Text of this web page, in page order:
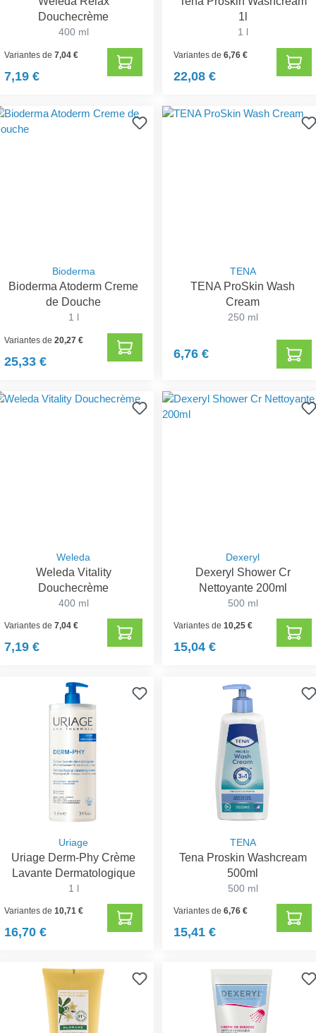
Douchecrème
400 ml
Variantes de7,04 €
7,19 €
1l
1 l
Variantes de6,76 €
22,08 €
Bioderma
Bioderma Atoderm Creme
de Douche
1 l
Variantes de20,27 €
25,33 €
TENA
TENA ProSkin Wash
Cream
250 ml
6,76 €
Weleda
Weleda Vitality
Douchecrème
400 ml
Variantes de7,04 €
7,19 €
Dexeryl
Dexeryl Shower Cr
Nettoyante 200ml
500 ml
Variantes de10,25 €
15,04 €
Uriage
Uriage Derm-Phy Crème
Lavante Dermatologique
1 l
Variantes de10,71 €
16,70 €
TENA
Tena Proskin Washcream
500ml
500 ml
Variantes de6,76 €
15,41 €